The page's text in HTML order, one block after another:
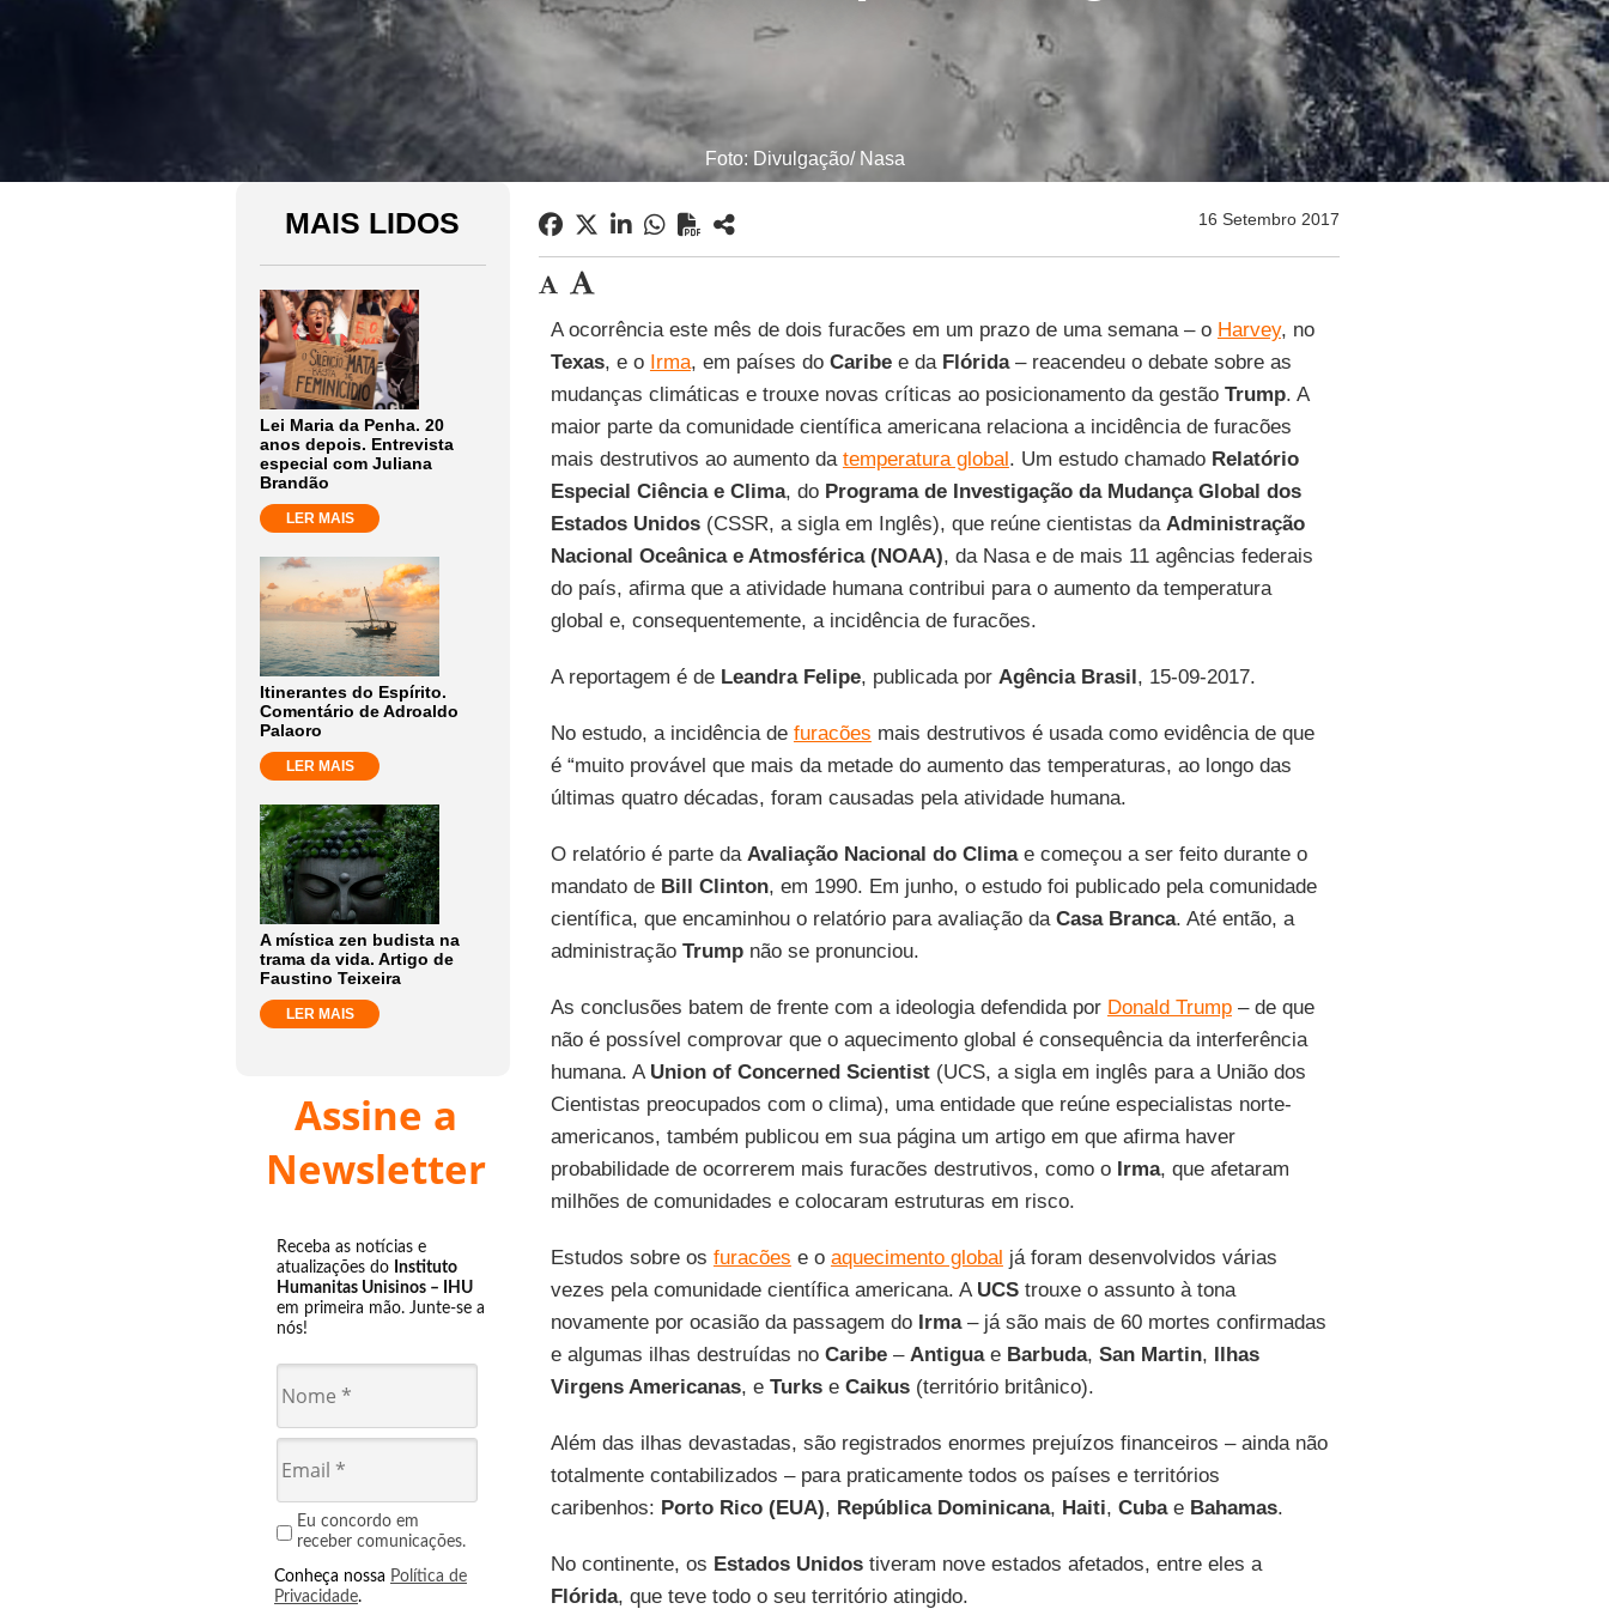
Foto: Divulgação/ Nasa
MAIS LIDOS
Lei Maria da Penha. 20
anos depois. Entrevista
especial com Juliana
Brandão
LER MAIS
Itinerantes do Espírito.
Comentário de Adroaldo
Palaoro
LER MAIS
A mística zen budista na
trama da vida. Artigo de
Faustino Teixeira
LER MAIS
Assine a
Newsletter
Receba as notícias e
atualizações do Instituto
Humanitas Unisinos – IHU
em primeira mão. Junte-se a
nós!
Eu concordo em
receber comunicações.
Conheça nossa Política de
Privacidade.
16 Setembro 2017
A ocorrência este mês de dois furacões em um prazo de uma semana – o Harvey, no
Texas, e o Irma, em países do Caribee da Flórida– reacendeu o debate sobre as
mudanças climáticas e trouxe novas críticas ao posicionamento da gestão Trump. A
maior parte da comunidade científica americana relaciona a incidência de furacões
mais destrutivos ao aumento da temperatura global. Um estudo chamado Relatório
Especial Ciência e Clima, do Programa de Investigação da Mudança Global dos
Estados Unidos(CSSR, a sigla em Inglês), que reúne cientistas da Administração
Nacional Oceânica e Atmosférica (NOAA), da Nasa e de mais 11 agências federais
do país, afirma que a atividade humana contribui para o aumento da temperatura
global e, consequentemente, a incidência de furacões.
A reportagem é de Leandra Felipe, publicada por Agência Brasil, 15-09-2017.
No estudo, a incidência de furacões mais destrutivos é usada como evidência de que
é “muito provável que mais da metade do aumento das temperaturas, ao longo das
últimas quatro décadas, foram causadas pela atividade humana.
O relatório é parte da Avaliação Nacional do Climae começou a ser feito durante o
mandato de Bill Clinton, em 1990. Em junho, o estudo foi publicado pela comunidade
científica, que encaminhou o relatório para avaliação da Casa Branca. Até então, a
administração Trumpnão se pronunciou.
As conclusões batem de frente com a ideologia defendida por Donald Trump– de que
não é possível comprovar que o aquecimento global é consequência da interferência
humana. A Union of Concerned Scientist(UCS, a sigla em inglês para a União dos
Cientistas preocupados com o clima), uma entidade que reúne especialistas norte-
americanos, também publicou em sua página um artigo em que afirma haver
probabilidade de ocorrerem mais furacões destrutivos, como o Irma, que afetaram
milhões de comunidades e colocaram estruturas em risco.
Estudos sobre os furacões e o aquecimento global já foram desenvolvidos várias
vezes pela comunidade científica americana. A UCStrouxe o assunto à tona
novamente por ocasião da passagem do Irma– já são mais de 60 mortes confirmadas
e algumas ilhas destruídas no Caribe– Antiguae Barbuda, San Martin, Ilhas
Virgens Americanas, e Turkse Caikus(território britânico).
Além das ilhas devastadas, são registrados enormes prejuízos financeiros – ainda não
totalmente contabilizados – para praticamente todos os países e territórios
caribenhos: Porto Rico (EUA), República Dominicana, Haiti, Cubae Bahamas.
No continente, os Estados Unidostiveram nove estados afetados, entre eles a
Flórida, que teve todo o seu território atingido.